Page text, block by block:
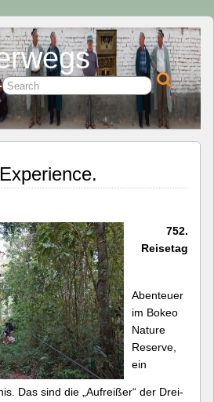
752.
Reisetag
Abenteuer
im Bokeo
Nature
Reserve,
ein
Das sind die „Aufreißer“ der Drei-